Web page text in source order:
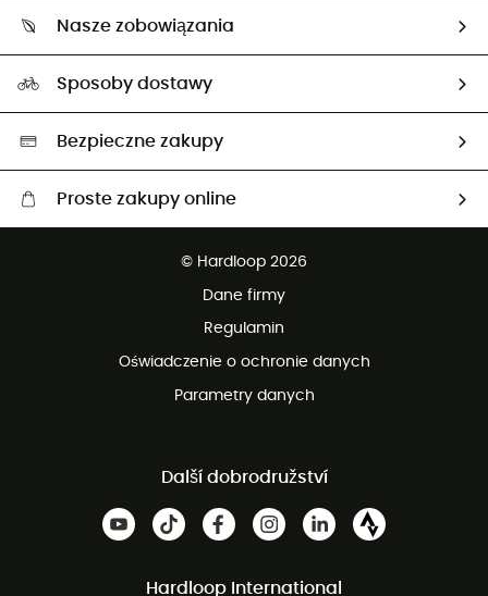
Zwrot artykułów i zwrot środków
Ambasadorzy
Nasze zobowiązania
Wybrane produkty eko
Sposoby dostawy
Bezpieczne zakupy
Proste zakupy online
© Hardloop 2026
Dane firmy
Regulamin
Oświadczenie o ochronie danych
Parametry danych
Další dobrodružství
Hardloop International